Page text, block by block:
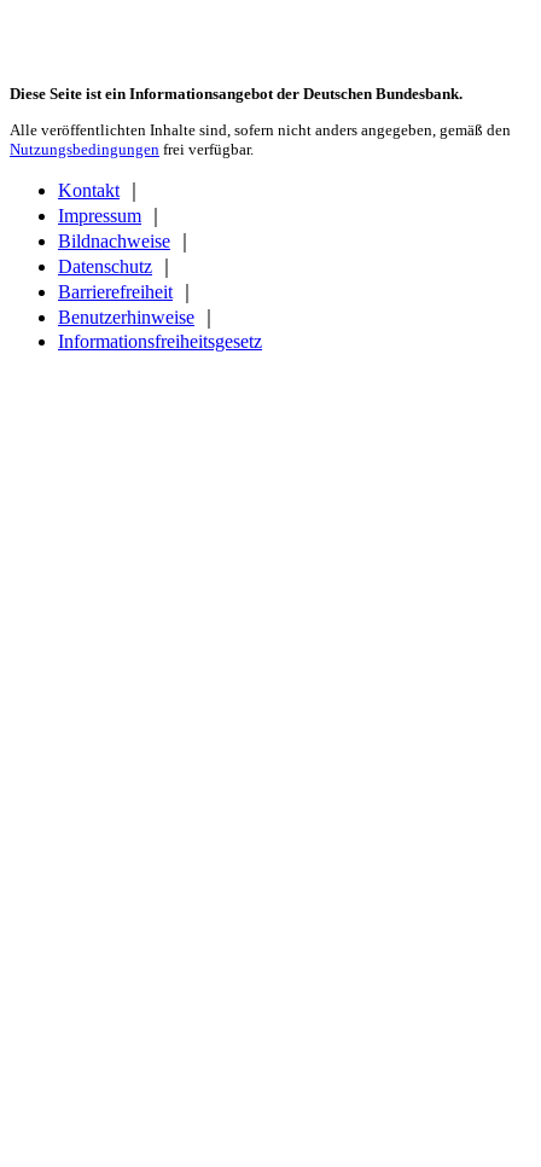
Diese Seite ist ein Informationsangebot der Deutschen Bundesbank.
Alle veröffentlichten Inhalte sind, sofern nicht anders angegeben, gemäß den
Nutzungsbedingungen frei verfügbar.
Kontakt
Impressum
Bildnachweise
Datenschutz
Barrierefreiheit
Benutzerhinweise
Informationsfreiheitsgesetz